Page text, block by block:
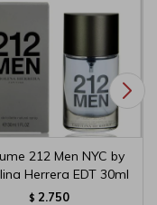
212 Men NYC by
Herrera EDT 30ml
$ 2.750